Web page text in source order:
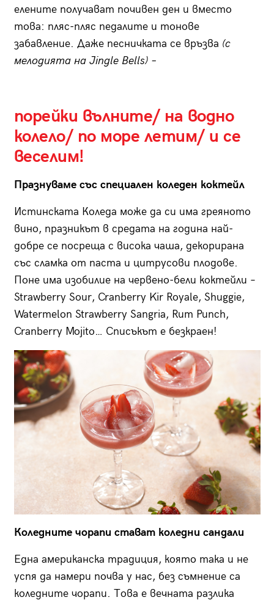
елените получават почивен ден и вместо
това: пляс-пляс педалите и тонове
забавление. Даже песничката се връзва (с
мелодията на Jingle Bells) –
порейки вълните/ на водно
колело/ по море летим/ и се
веселим!
Празнуваме със специален коледен коктейл
Истинската Коледа може да си има греяното
вино, празникът в средата на година най-
добре се посреща с висока чаша, декорирана
със сламка от паста и цитрусови плодове.
Поне има изобилие на червено-бели коктейли –
Strawberry Sour, Cranberry Kir Royale, Shuggie,
Watermelon Strawberry Sangria, Rum Punch,
Cranberry Mojito… Списъкът е безкраен!
Коледните чорапи стават коледни сандали
Една американска традиция, която така и не
успя да намери почва у нас, без съмнение са
коледните чорапи. Това е вечната разлика